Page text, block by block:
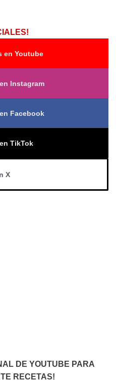
en Youtube
Instagram
Facebook
TikTok
X
DE YOUTUBE PARA
RECETAS!